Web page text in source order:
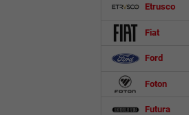
Etrusco
Fiat
Ford
Foton
Futura